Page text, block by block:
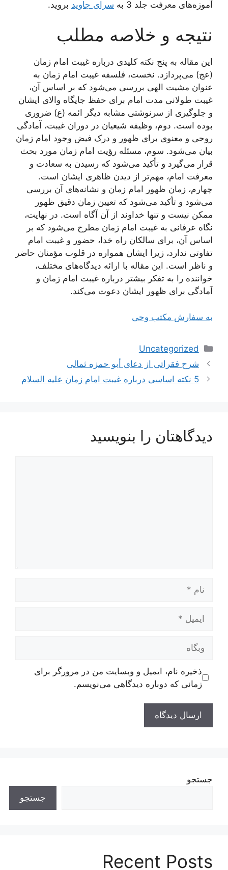
آموزه‌های معرفت جلد 3 به
سرای جاوید بروید.
نتیجه و خلاصه مطلب
این مقاله به پنج نکته کلیدی درباره غیبت امام زمان
(عج) می‌پردازد. نخست، فلسفه غیبت امام زمان به
عنوان مشیت الهی بررسی می‌شود که بر اساس آن،
غیبت طولانی مدت امام برای حفظ جایگاه والای ایشان
و جلوگیری از سرنوشتی مشابه دیگر ائمه (ع) ضروری
بوده است. دوم، وظیفه شیعیان در دوران غیبت، آمادگی
روحی و معنوی برای ظهور و درک فیض وجود امام زمان
بیان می‌شود. سوم، مسئله رؤیت امام زمان مورد بحث
قرار می‌گیرد و تأکید می‌شود که رسیدن به سعادت و
معرفت امام، مهم‌تر از دیدن ظاهری ایشان است.
چهارم، زمان ظهور امام زمان و نشانه‌های آن بررسی
می‌شود و تأکید می‌شود که تعیین زمان دقیق ظهور
ممکن نیست و تنها خداوند از آن آگاه است. در نهایت،
نگاه عرفانی به غیبت امام زمان مطرح می‌شود که بر
اساس آن، برای سالکان راه خدا، حضور و غیبت امام
تفاوتی ندارد، زیرا ایشان همواره در قلوب مؤمنان حاضر
و ناظر است. این مقاله با ارائه دیدگاه‌های مختلف،
خواننده را به تفکر بیشتر درباره غیبت امام زمان و
آمادگی برای ظهور ایشان دعوت می‌کند.
به سفارش مکتب وحی
دسته‌ها
Uncategorized
ناوبری
نوشته‌ها
شرح فقراتی از دعای أبو حمزه ثمالی
5 نکته اساسی درباره غیبت امام زمان علیه السلام
دیدگاهتان را بنویسید
وبگاه
ذخیره نام، ایمیل و وبسایت من در مرورگر برای
زمانی که دوباره دیدگاهی می‌نویسم.
جستجو
جستجو
Recent Posts